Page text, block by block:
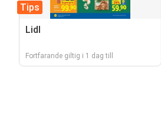
Tips
Lidl
Fortfarande giltig i 1 dag till